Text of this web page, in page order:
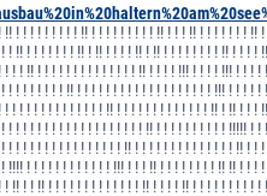
! ! ! ! ! ! ! ! ! !! ! ! ! ! ! ! ! ! ! !! ! ! ! !! ! ! ! ! ! ! ! !!
! !! ! ! ! ! ! ! ! !! ! !! ! ! ! ! !! ! !! ! ! ! ! ! ! ! ! !! ! ! ! !
! ! !! ! ! ! ! ! ! ! ! ! ! ! ! ! ! !! ! ! ! ! !!! ! ! ! ! !!! ! ! ! !
! ! ! ! ! ! ! ! !! ! ! ! ! ! ! ! ! ! ! ! ! ! ! ! ! ! ! ! !!! ! ! ! ! !
! ! ! ! ! ! ! ! ! ! ! ! ! !! ! ! ! ! ! ! ! ! ! ! ! ! ! !! ! !! ! ! !
! ! ! ! ! ! ! ! ! ! ! ! ! ! ! ! ! ! ! !! ! ! ! ! ! ! ! ! ! ! !!!!! ! !
! ! ! ! ! ! ! ! ! ! ! ! ! ! ! ! !! ! ! ! ! ! ! ! ! ! ! ! ! ! ! !! ! !
!!!! ! ! ! ! ! ! ! ! ! ! ! ! !!! ! ! ! !! ! ! ! ! ! ! ! ! !! !! ! ! !
!! ! ! !! ! ! ! ! ! ! ! ! ! ! ! ! ! !! ! ! ! ! !! ! ! ! ! ! ! ! ! ! !